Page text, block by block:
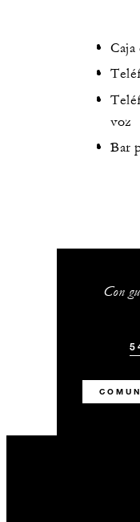
Caja
voz
Bar
Con